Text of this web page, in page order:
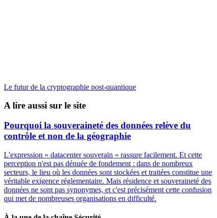
Le futur de la cryptographie post-quantique
A lire aussi sur le site
Pourquoi la souveraineté des données relève du
contrôle et non de la géographie
L'expression « datacenter souverain » rassure facilement. Et cette
perception n'est pas dénuée de fondement : dans de nombreux
secteurs, le lieu où les données sont stockées et traitées constitue une
véritable exigence réglementaire. Mais résidence et souveraineté des
données ne sont pas synonymes, et c'est précisément cette confusion
qui met de nombreuses organisations en difficulté.